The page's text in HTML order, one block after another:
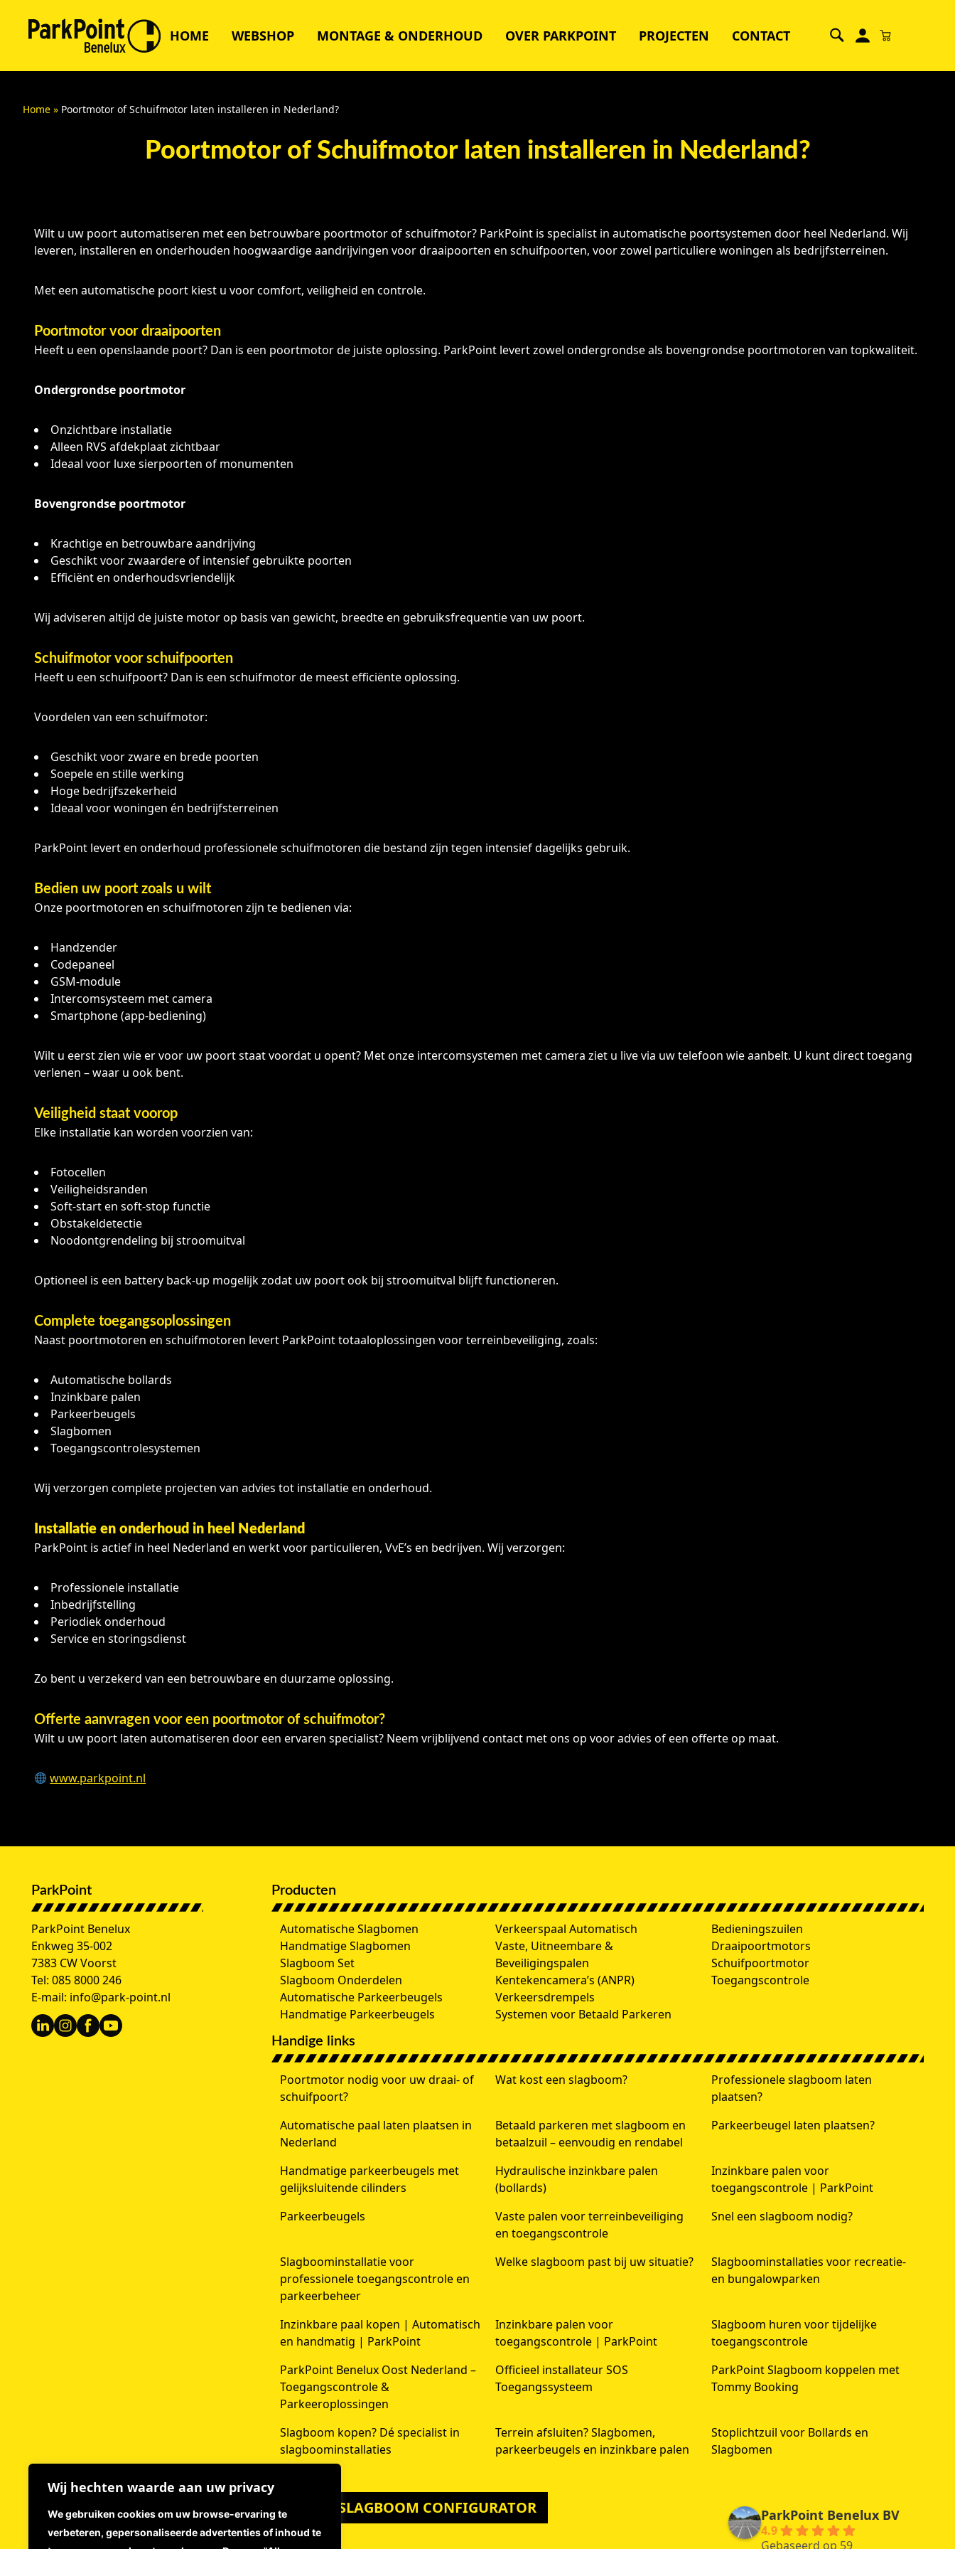
Wij hechten waarde aan uw privacy
We gebruiken cookies om uw browse-ervaring te
verbeteren, gepersonaliseerde advertenties of inhoud te
HOME WEBSHOP MONTAGE & ONDERHOUD OVER PARKPOINT PROJECTEN CONTACT
Home » Poortmotor of Schuifmotor laten installeren in Nederland?
Poortmotor of Schuifmotor laten installeren in Nederland?
Wilt u uw poort automatiseren met een betrouwbare poortmotor of schuifmotor? ParkPoint is specialist in automatische poortsystemen door heel Nederland. Wij
leveren, installeren en onderhouden hoogwaardige aandrijvingen voor draaipoorten en schuifpoorten, voor zowel particuliere woningen als bedrijfsterreinen.
Met een automatische poort kiest u voor comfort, veiligheid en controle.
Poortmotor voor draaipoorten
Heeft u een openslaande poort? Dan is een poortmotor de juiste oplossing. ParkPoint levert zowel ondergrondse als bovengrondse poortmotoren van topkwaliteit.
Ondergrondse poortmotor
Onzichtbare installatie
Alleen RVS afdekplaat zichtbaar
Ideaal voor luxe sierpoorten of monumenten
Bovengrondse poortmotor
Krachtige en betrouwbare aandrijving
Geschikt voor zwaardere of intensief gebruikte poorten
Efficiënt en onderhoudsvriendelijk
Wij adviseren altijd de juiste motor op basis van gewicht, breedte en gebruiksfrequentie van uw poort.
Schuifmotor voor schuifpoorten
Heeft u een schuifpoort? Dan is een schuifmotor de meest efficiënte oplossing.
Voordelen van een schuifmotor:
Geschikt voor zware en brede poorten
Soepele en stille werking
Hoge bedrijfszekerheid
Ideaal voor woningen én bedrijfsterreinen
ParkPoint levert en onderhoud professionele schuifmotoren die bestand zijn tegen intensief dagelijks gebruik.
Bedien uw poort zoals u wilt
Onze poortmotoren en schuifmotoren zijn te bedienen via:
Handzender
Codepaneel
GSM-module
Intercomsysteem met camera
Smartphone (app-bediening)
Wilt u eerst zien wie er voor uw poort staat voordat u opent? Met onze intercomsystemen met camera ziet u live via uw telefoon wie aanbelt. U kunt direct toegang
verlenen – waar u ook bent.
Veiligheid staat voorop
Elke installatie kan worden voorzien van:
Fotocellen
Veiligheidsranden
Soft-start en soft-stop functie
Obstakeldetectie
Noodontgrendeling bij stroomuitval
Optioneel is een battery back-up mogelijk zodat uw poort ook bij stroomuitval blijft functioneren.
Complete toegangsoplossingen
Naast poortmotoren en schuifmotoren levert ParkPoint totaaloplossingen voor terreinbeveiliging, zoals:
Automatische bollards
Inzinkbare palen
Parkeerbeugels
Slagbomen
Toegangscontrolesystemen
Wij verzorgen complete projecten van advies tot installatie en onderhoud.
Installatie en onderhoud in heel Nederland
ParkPoint is actief in heel Nederland en werkt voor particulieren, VvE’s en bedrijven. Wij verzorgen:
Professionele installatie
Inbedrijfstelling
Periodiek onderhoud
Service en storingsdienst
Zo bent u verzekerd van een betrouwbare en duurzame oplossing.
Offerte aanvragen voor een poortmotor of schuifmotor?
Wilt u uw poort laten automatiseren door een ervaren specialist? Neem vrijblijvend contact met ons op voor advies of een offerte op maat.
www.parkpoint.nl
ParkPoint
ParkPoint Benelux
Enkweg 35-002
7383 CW Voorst
Tel: 085 8000 246
E-mail: info@park-point.nl
Producten
Automatische Slagbomen
Handmatige Slagbomen
Slagboom Set
Slagboom Onderdelen
Automatische Parkeerbeugels
Handmatige Parkeerbeugels
Verkeerspaal Automatisch
Vaste, Uitneembare &
Beveiligingspalen
Kentekencamera’s (ANPR)
Verkeersdrempels
Systemen voor Betaald Parkeren
Bedieningszuilen
Draaipoortmotors
Schuifpoortmotor
Toegangscontrole
Handige links
Poortmotor nodig voor uw draai- of
schuifpoort?
Wat kost een slagboom?
Professionele slagboom laten
plaatsen?
Automatische paal laten plaatsen in
Nederland
Betaald parkeren met slagboom en
betaalzuil – eenvoudig en rendabel
Parkeerbeugel laten plaatsen?
Handmatige parkeerbeugels met
gelijksluitende cilinders
Hydraulische inzinkbare palen
(bollards)
Inzinkbare palen voor
toegangscontrole | ParkPoint
Parkeerbeugels
Vaste palen voor terreinbeveiliging
en toegangscontrole
Snel een slagboom nodig?
Slagboominstallatie voor
professionele toegangscontrole en
parkeerbeheer
Welke slagboom past bij uw situatie?
Slagboominstallaties voor recreatie-
en bungalowparken
Inzinkbare paal kopen | Automatisch
en handmatig | ParkPoint
Inzinkbare palen voor
toegangscontrole | ParkPoint
Slagboom huren voor tijdelijke
toegangscontrole
ParkPoint Benelux Oost Nederland –
Toegangscontrole &
Parkeeroplossingen
Officieel installateur SOS
Toegangssysteem
ParkPoint Slagboom koppelen met
Tommy Booking
Slagboom kopen? Dé specialist in
slagboominstallaties
Terrein afsluiten? Slagbomen,
parkeerbeugels en inzinkbare palen
Stoplichtzuil voor Bollards en
Slagbomen
DOE DE SLAGBOOM CONFIGURATOR ParkPoint Benelux BV
4.9
Gebaseerd op 59